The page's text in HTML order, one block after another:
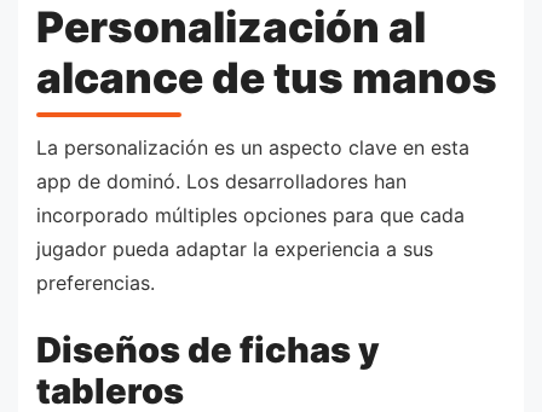
Personalización al
alcance de tus manos
La personalización es un aspecto clave en esta
app de dominó. Los desarrolladores han
incorporado múltiples opciones para que cada
jugador pueda adaptar la experiencia a sus
preferencias.
Diseños de fichas y
tableros